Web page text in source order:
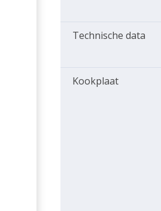
Technische data
Kookplaat